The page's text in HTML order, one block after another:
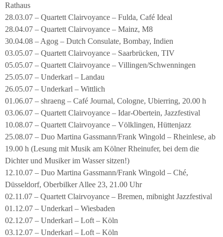
Rathaus
28.03.07 – Quartett Clairvoyance – Fulda, Café Ideal
28.04.07 – Quartett Clairvoyance – Mainz, M8
30.04.08 – Agog – Dutch Consulate, Bombay, Indien
03.05.07 – Quartett Clairvoyance – Saarbrücken, TIV
05.05.07 – Quartett Clairvoyance – Villingen/Schwenningen
25.05.07 – Underkarl – Landau
26.05.07 – Underkarl – Wittlich
01.06.07 – shraeng – Café Journal, Cologne, Ubierring, 20.00 h
03.06.07 – Quartett Clairvoyance – Idar-Obertein, Jazzfestival
10.08.07 – Quartett Clairvoyance – Völklingen, Hüttenjazz
25.08.07 – Duo Martina Gassmann/Frank Wingold – Rheinlese, ab
19.00 h (Lesung mit Musik am Kölner Rheinufer, bei dem die
Dichter und Musiker im Wasser sitzen!)
12.10.07 – Duo Martina Gassmann/Frank Wingold – Ché,
Düsseldorf, Oberbilker Allee 23, 21.00 Uhr
02.11.07 – Quartett Clairvoyance – Bremen, mibnight Jazzfestival
01.12.07 – Underkarl – Wiesbaden
02.12.07 – Underkarl – Loft – Köln
03.12.07 – Underkarl – Loft – Köln